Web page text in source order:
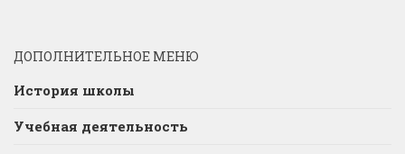
ДОПОЛНИТЕЛЬНОЕ МЕНЮ
История школы
Учебная деятельность